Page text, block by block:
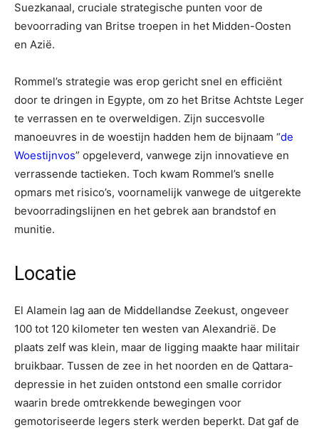
Suezkanaal, cruciale strategische punten voor de
bevoorrading van Britse troepen in het Midden-Oosten
en Azië.
Rommel’s strategie was erop gericht snel en efficiënt
door te dringen in Egypte, om zo het Britse Achtste Leger
te verrassen en te overweldigen. Zijn succesvolle
manoeuvres in de woestijn hadden hem de bijnaam “de
Woestijnvos” opgeleverd, vanwege zijn innovatieve en
verrassende tactieken. Toch kwam Rommel’s snelle
opmars met risico’s, voornamelijk vanwege de uitgerekte
bevoorradingslijnen en het gebrek aan brandstof en
munitie.
Locatie
El Alamein lag aan de Middellandse Zeekust, ongeveer
100 tot 120 kilometer ten westen van Alexandrië. De
plaats zelf was klein, maar de ligging maakte haar militair
bruikbaar. Tussen de zee in het noorden en de Qattara-
depressie in het zuiden ontstond een smalle corridor
waarin brede omtrekkende bewegingen voor
gemotoriseerde legers sterk werden beperkt. Dat gaf de